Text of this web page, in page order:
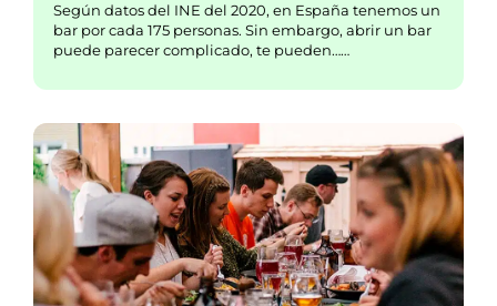
Según datos del INE del 2020, en España tenemos un
bar por cada 175 personas. Sin embargo, abrir un bar
puede parecer complicado, te pueden……